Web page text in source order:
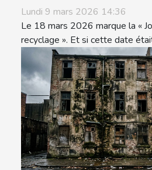
Lundi 9 mars 2026 14:36
Le 18 mars 2026 marque la «
recyclage ». Et si cette date